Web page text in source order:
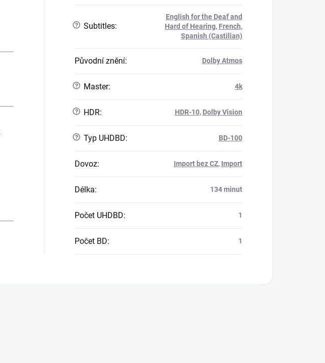
? Subtitles:
English for the Deaf and
Hard of Hearing, French,
Spanish (Castilian)
Původní znění: Dolby Atmos
? Master: 4k
? HDR: HDR-10, Dolby Vision
? Typ UHDBD: BD-100
Dovoz: Import bez CZ, Import
Délka: 134 minut
Počet UHDBD: 1
Počet BD: 1